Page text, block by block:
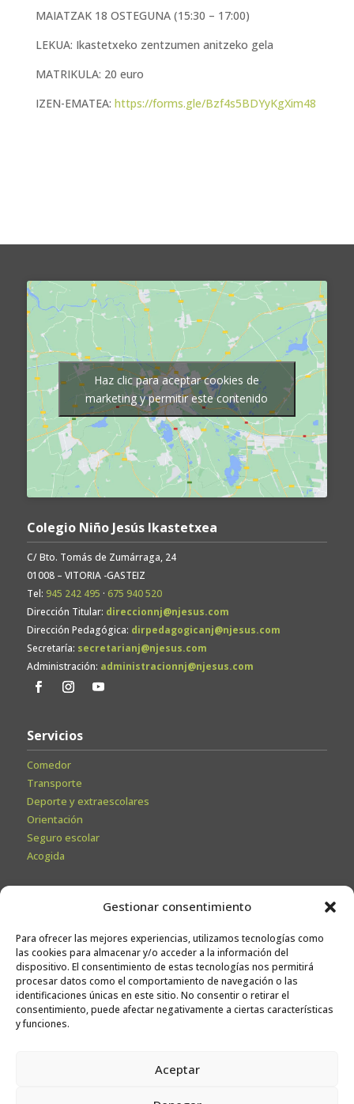
Gestionar consentimiento
Para ofrecer las mejores experiencias, utilizamos tecnologías como
las cookies para almacenar y/o acceder a la información del
dispositivo. El consentimiento de estas tecnologías nos permitirá
procesar datos como el comportamiento de navegación o las
identificaciones únicas en este sitio. No consentir o retirar el
consentimiento, puede afectar negativamente a ciertas características
y funciones.
Aceptar
MAIATZAK 18 OSTEGUNA (15:30 – 17:00)
LEKUA: Ikastetxeko zentzumen anitzeko gela
MATRIKULA: 20 euro
IZEN-EMATEA: https://forms.gle/Bzf4s5BDYyKgXim48
Haz clic para aceptar cookies de
marketing y permitir este contenido
Colegio Niño Jesús Ikastetxea
C/ Bto. Tomás de Zumárraga, 24
01008 – VITORIA -GASTEIZ
Tel: 945 242 495 · 675 940 520
Dirección Titular: direccionnj@njesus.com
Dirección Pedagógica: dirpedagogicanj@njesus.com
Secretaría: secretarianj@njesus.com
Administración: administracionnj@njesus.com
Servicios
Comedor
Transporte
Deporte y extraescolares
Orientación
Seguro escolar
Acogida
Admisiones
Calendario escolar
Contacto
Sugerencias